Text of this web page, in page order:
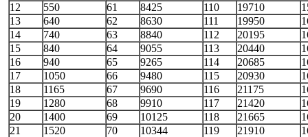
12
550 61 8425 110 19710
13
640 62 8630 111 19950
14
740 63 8840 112 20195
15
840 64 9055 113 20440
16
940 65 9265 114 20685
17
1050 66 9480 115 20930
18
1165 67 9690 116 21175
19
1280 68 9910 117 21420
20
1400 69 10125 118 21665
21
1520 70 10344 119 21910